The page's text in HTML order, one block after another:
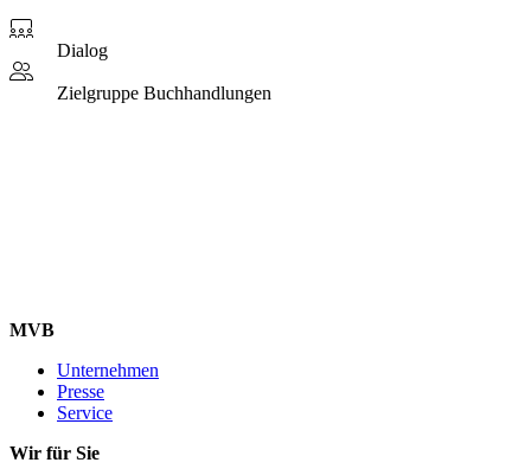
Dialog
Zielgruppe Buchhandlungen
MVB
Unternehmen
Presse
Service
Wir für Sie